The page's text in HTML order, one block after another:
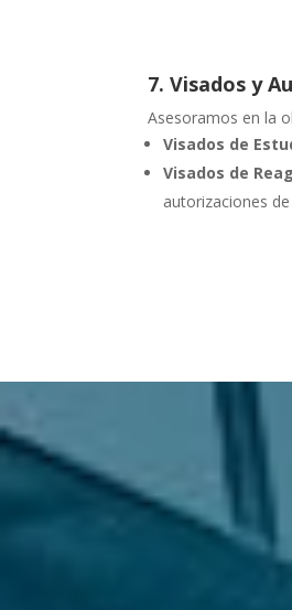
7. Visados y
Asesoramos en la
Visados de
Visados de
autorizaciones